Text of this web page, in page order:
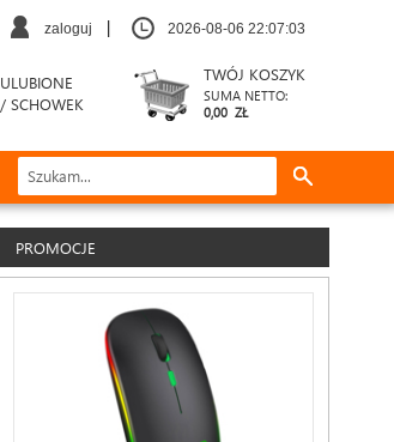
zaloguj | 2026-08-06 22:07:04
TWÓJ KOSZYK
SUMA NETTO:
0,00 ZŁ
ULUBIONE
/ SCHOWEK
PROMOCJE